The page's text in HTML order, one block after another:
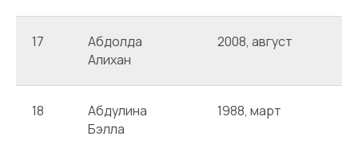
17
Абдолда
Алихан
2008, август
18
Абдулина
Бэлла
1988, март